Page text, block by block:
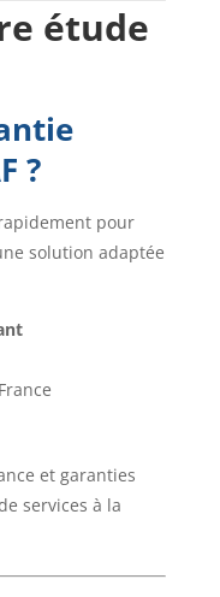
étude
?
pour
solution adaptée
et garanties
services à la